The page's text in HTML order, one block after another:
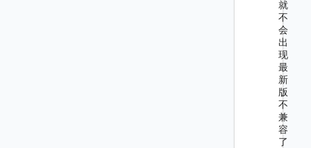
就
不
会
出
现
最
新
版
不
兼
容
了